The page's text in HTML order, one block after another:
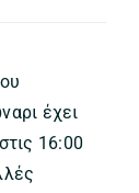
έχει
16:00